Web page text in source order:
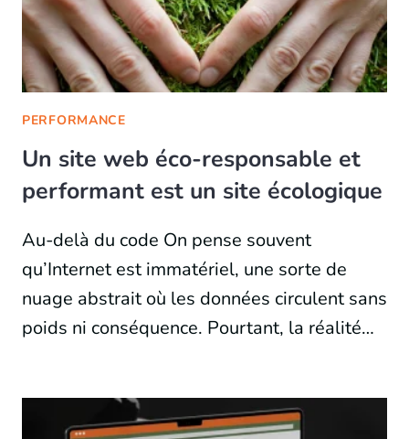
PERFORMANCE
Un site web éco-responsable et
performant est un site écologique
Au-delà du code On pense souvent
qu’Internet est immatériel, une sorte de
nuage abstrait où les données circulent sans
poids ni conséquence. Pourtant, la réalité…